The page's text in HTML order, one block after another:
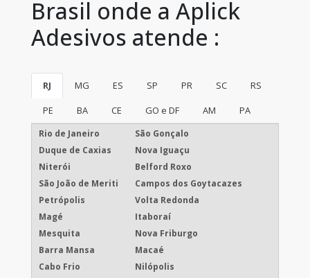
Brasil onde a Aplick
Adesivos atende :
RJ MG ES SP PR SC
RS
PE
BA CE GO e DF AM PA
Rio de Janeiro
São Gonçalo
Duque de Caxias
Nova Iguaçu
Niterói
Belford Roxo
São João de Meriti
Campos dos Goytacazes
Petrópolis
Volta Redonda
Magé
Itaboraí
Mesquita
Nova Friburgo
Barra Mansa
Macaé
Cabo Frio
Nilópolis